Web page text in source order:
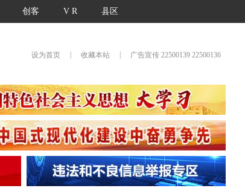
创客 V R 县区
设为首页 收藏本站 广告宣传 22500139 22500136